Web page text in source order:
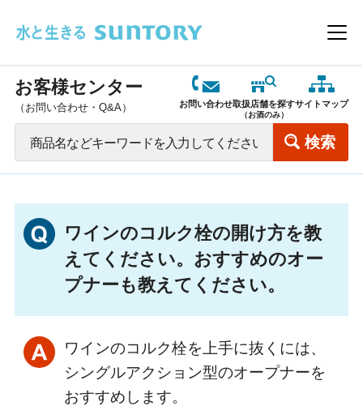
メ
お客様センター
（お問い合わせ・Q&A） お問い合わせ取扱店舗を探す
（お酒のみ）
サイトマップ
ワインのコルク栓の開け方を教
えてください。おすすめのオー
プナーも教えてください。
ワインのコルク栓を上手に抜くには、
シングルアクション型のオープナーを
おすすめします。